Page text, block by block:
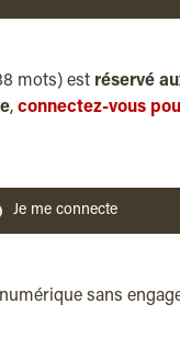
mots) est réservé
, connectez-vous
Je me connecte
sans